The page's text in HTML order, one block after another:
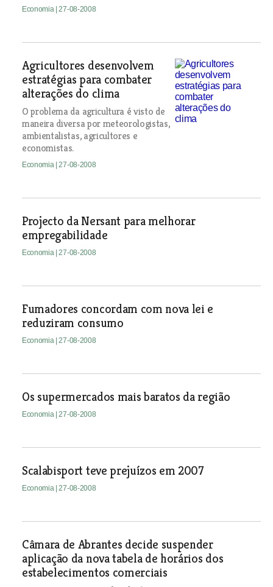
Economia | 27-08-2008
Agricultores desenvolvem
estratégias para combater
alterações do clima
O problema da agricultura é visto de
maneira diversa por meteorologistas,
ambientalistas, agricultores e
economistas.
Economia | 27-08-2008
Projecto da Nersant para melhorar
empregabilidade
Economia | 27-08-2008
Fumadores concordam com nova lei e
reduziram consumo
Economia | 27-08-2008
Os supermercados mais baratos da região
Economia | 27-08-2008
Scalabisport teve prejuízos em 2007
Economia | 27-08-2008
Câmara de Abrantes decide suspender
aplicação da nova tabela de horários dos
estabelecimentos comerciais